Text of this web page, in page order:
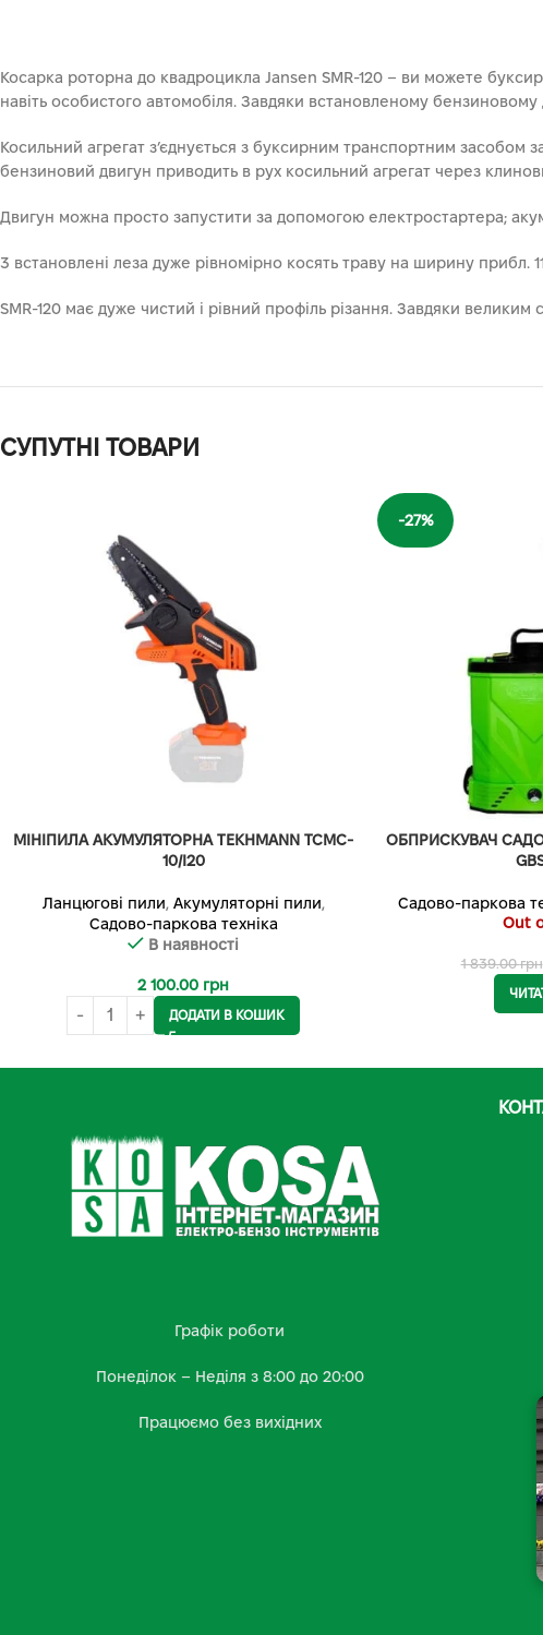
Косарка роторна до квадроцикла Jansen SMR-120 – ви можете
навіть особистого автомобіля. Завдяки встановленому
Косильний агрегат з’єднується з буксирним транспортним
бензиновий двигун приводить в рух косильний агрегат через
Двигун можна просто запустити за допомогою електростартера;
3 встановлені леза дуже рівномірно косять траву на ширину прибл.
SMR-120 має дуже чистий і рівний профіль різання. Завдяки
СУПУТНІ ТОВАРИ
МІНІПИЛА АКУМУЛЯТОРНА TEKHMANN TCMC-
10/I20
Ланцюгові пили, Акумуляторні пили,
Садово-паркова техніка
В наявності
2 100.00 грн
ДОДАТИ В КОШИК
-27%
ОБПРИСКУВАЧ
Садово-паркова
Out
1 839.00грн
Графік роботи
Понеділок – Неділя з 8:00 до 20:00
Працюємо без вихідних